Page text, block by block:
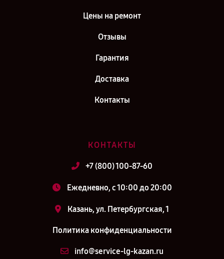
Цены на ремонт
Отзывы
Гарантия
Доставка
Контакты
КОНТАКТЫ
+7 (800) 100-87-60
Ежедневно, с 10:00 до 20:00
Казань, ул. Петербургская, 1
Политика конфиденциальности
info@service-lg-kazan.ru